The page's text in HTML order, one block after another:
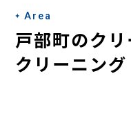
ク
リ
ー
Area
戸部町のク
クリーニング